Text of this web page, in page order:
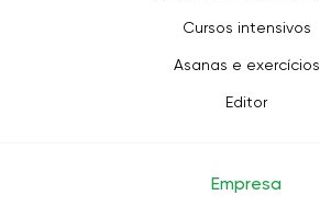
Cursos intensivos
Asanas e exercícios
Editor
Empresa